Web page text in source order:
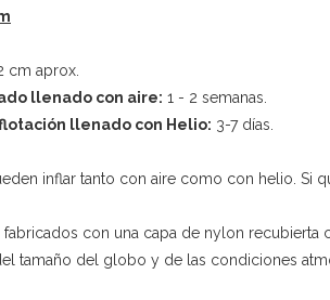
cm aprox.
llenado con aire: 1 - 2 semanas.
llenado con Helio: 3-7 días.
inflar tanto con aire como con helio. Si
fabricados con una capa de nylon
tamaño del globo y de las condiciones